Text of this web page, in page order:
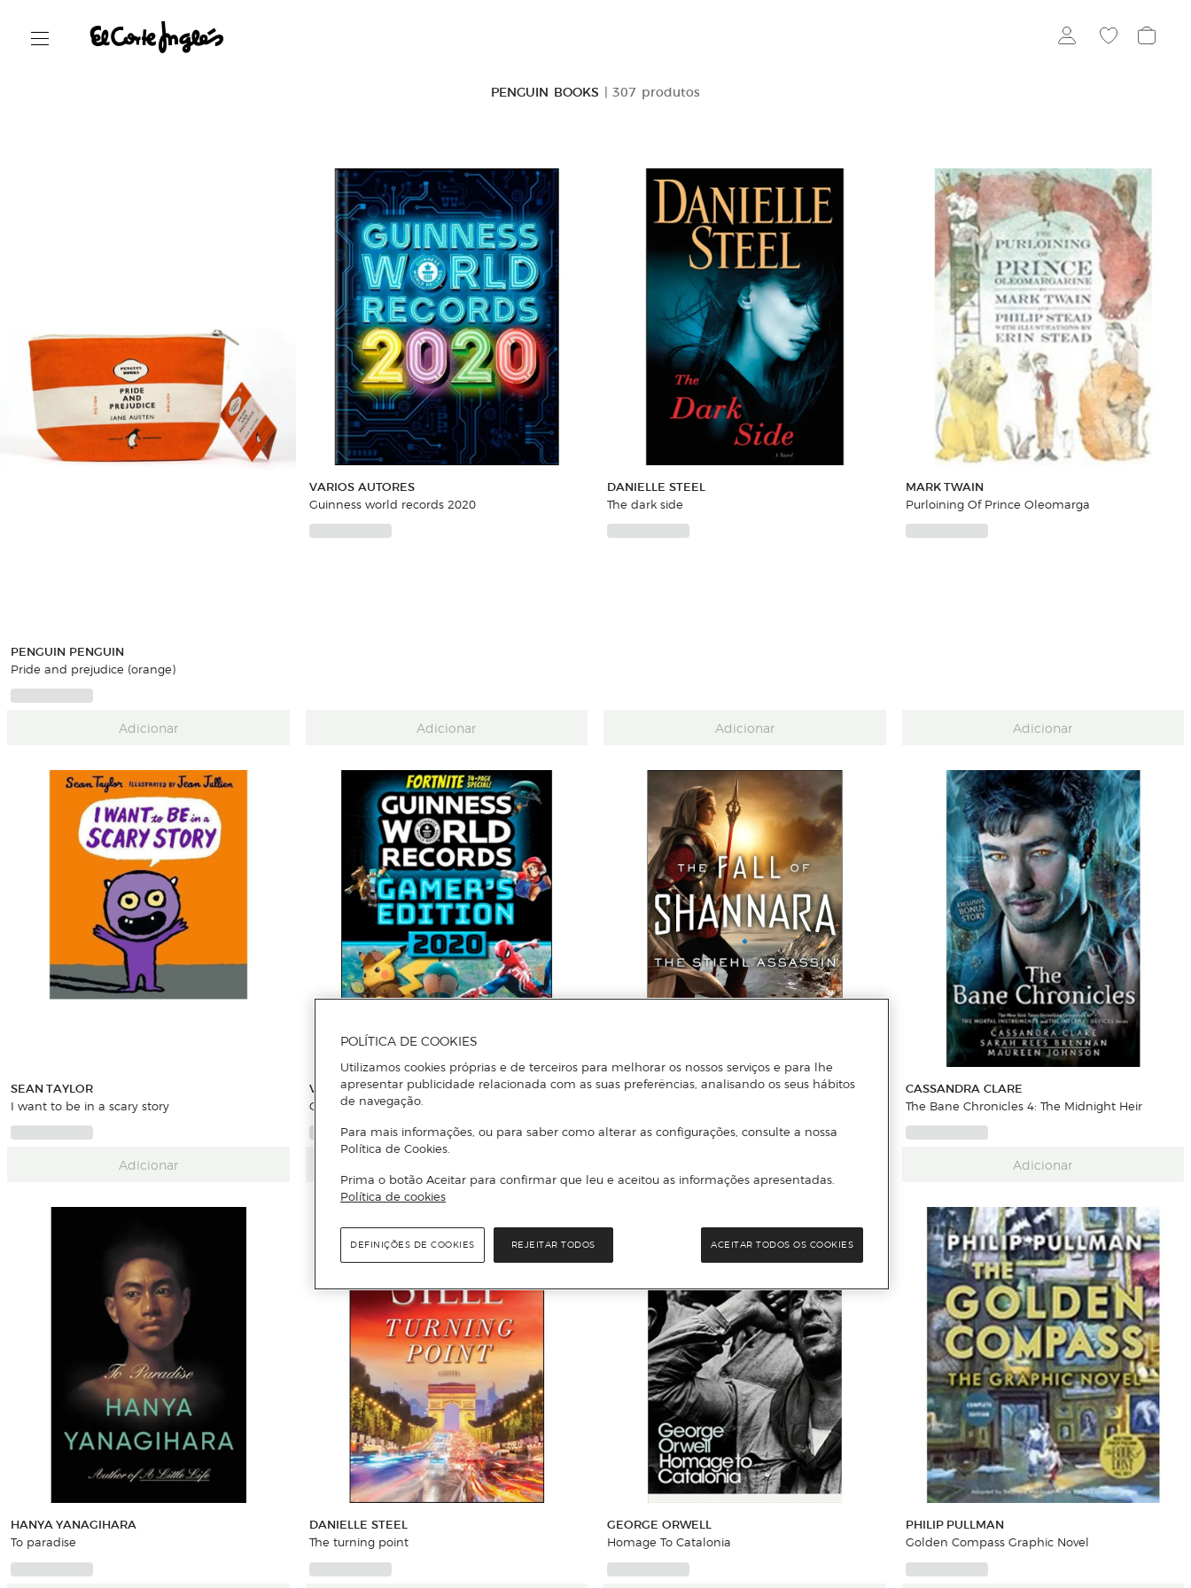
PENGUIN BOOKS | 307 produtos
PENGUIN PENGUIN
Pride and prejudice (orange)
Adicionar
VARIOS AUTORES
Guinness world records 2020
Adicionar
DANIELLE STEEL
The dark side
Adicionar
MARK TWAIN
Purloining Of Prince Oleomarga
Adicionar
SEAN TAYLOR
I want to be in a scary story
Adicionar
VARIOS AUTORES
Guinness world records: gamer edition
TERRY BROOKS
CASSANDRA CLARE
The Bane Chronicles 4: The Midnight Heir
Adicionar
HANYA YANAGIHARA
To paradise
DANIELLE STEEL
The turning point
GEORGE ORWELL
Homage To Catalonia
PHILIP PULLMAN
Golden Compass Graphic Novel
POLÍTICA DE COOKIES
Utilizamos cookies próprias e de terceiros para melhorar os nossos serviços e para lhe
apresentar publicidade relacionada com as suas preferências, analisando os seus hábitos
de navegação.
Para mais informações, ou para saber como alterar as configurações, consulte a nossa
Política de Cookies.
Prima o botão Aceitar para confirmar que leu e aceitou as informações apresentadas.
Política de cookies
REJEITAR TODOS ACEITAR TODOS OS COOKIES
DEFINIÇÕES DE COOKIES